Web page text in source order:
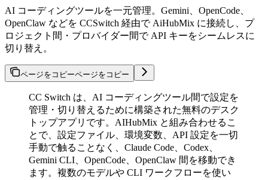
AI コーディングツールを一元管理。Gemini、OpenCode、
OpenClaw などを CCSwitch 経由で AiHubMix に接続し、プ
ロジェクト間・プロバイダー間で API キーをシームレスに
切り替え。
ページをコピーページをコピー
CC Switch は、AI コーディングツール間で設定を
管理・切り替えるために構築された無料のデスク
トップアプリです。AIHubMix と組み合わせるこ
とで、設定ファイル、環境変数、API 設定を一切
手動で触ることなく、Claude Code、Codex、
Gemini CLI、OpenCode、OpenClaw 間を移動でき
ます。複数のモデルや CLI ワークフローを使い